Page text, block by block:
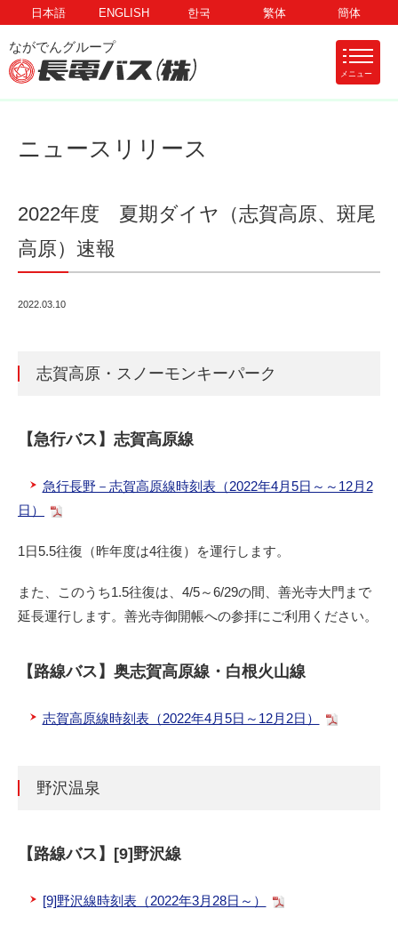
メニュー
日本語 ENGLISH 한국 繁体 簡体
ニュースリリース
2022年度 夏期ダイヤ（志賀高原、斑尾
高原）速報
2022.03.10
志賀高原・スノーモンキーパーク
【急行バス】志賀高原線
急行長野－志賀高原線時刻表（2022年4月5日～～12月2
日）
1日5.5往復（昨年度は4往復）を運行します。
また、このうち1.5往復は、4/5～6/29の間、善光寺大門まで
延長運行します。善光寺御開帳への参拝にご利用ください。
【路線バス】奥志賀高原線・白根火山線
志賀高原線時刻表（2022年4月5日～12月2日）
野沢温泉
【路線バス】[9]野沢線
[9]野沢線時刻表（2022年3月28日～）